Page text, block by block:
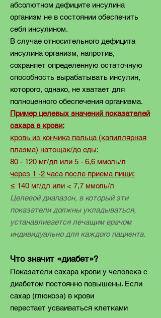
абсолютном дефиците инсулина
организм не в состоянии обеспечить
себя инсулином.
В случае относительного дефицита
инсулина организм, напротив,
сохраняет определенную остаточную
способность вырабатывать инсулин,
которого, однако, не хватает для
полноценного обеспечения организма.
Пример целевых значений показателей
сахара в крови:
кровь из кончика пальца (капиллярная
плазма) натощак/до еды:
80 - 120 мг/дл или 5 - 6,6 ммоль/л
через 1 -2 часа после приема пищи:
≤ 140 мг/дл или < 7,7 ммоль/л
Целевой диапазон, в который эти
показатели должны укладываться,
устанавливается лечащим врачом
индивидуально для каждого пациента.
Что значит «диабет»?
Показатели сахара крови у человека с
диабетом постоянно повышены. Если
сахар (глюкоза) в крови
перестает усваиваться клетками